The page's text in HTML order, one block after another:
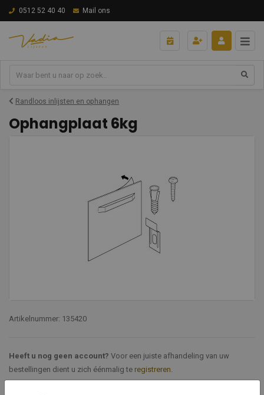
0512 52 40 40 Mail ons
Randloos inlijsten en ophangen
Ophangplaat 6kg
Artikelnummer: 135420
Heeft u nog geen account? Voor een juiste afhandeling van uw
bestellingen dient u zich éénmalig te registreren.